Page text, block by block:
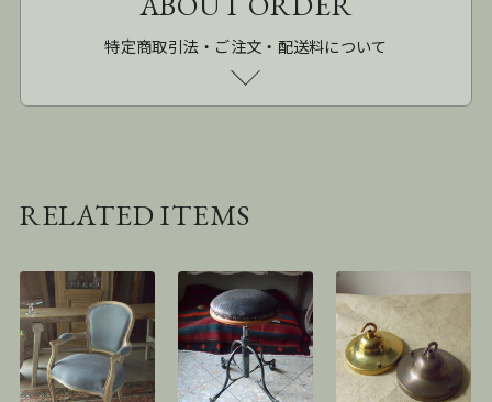
特定商取引法・ご注文・配送料について
RELATED ITEMS